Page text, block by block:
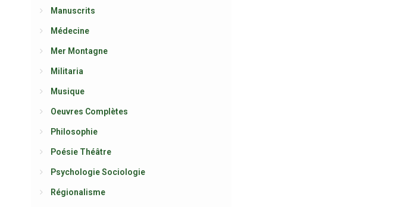
Manuscrits
Médecine
Mer Montagne
Militaria
Musique
Oeuvres Complètes
Philosophie
Poésie Théâtre
Psychologie Sociologie
Régionalisme